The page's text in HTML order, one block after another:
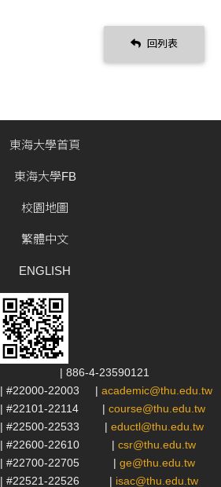
回列表
東海大學首頁
東海大學FB
校園地圖
繁體中文
ENGLISH
| 886-4-23590121
| #22000-22003 | academic@thu.edu.tw
| #22101-22114 | course@thu.edu.tw
| #22500-22533 | eductl@thu.edu.tw
| #22600-22610 | csr@thu.edu.tw
| #22700-22705 | ge@thu.edu.tw
| #22521-22526 | isac@thu.edu.tw